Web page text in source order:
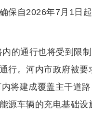
保自2026年7月1日
的通行也将受到限制
行。河内市政府被要
将建成覆盖主干道
源车辆的充电基础设